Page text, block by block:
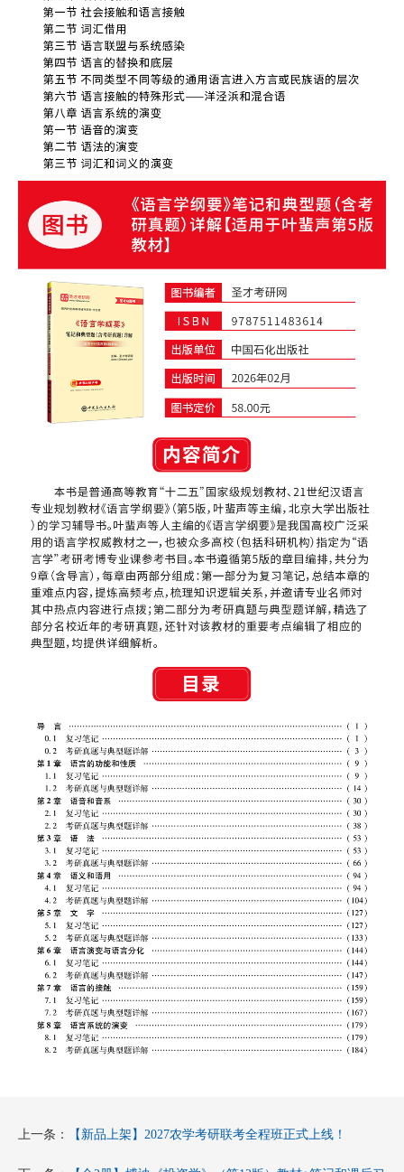
上一条： 【新品上架】2027农学考研联考全程班正式上线！